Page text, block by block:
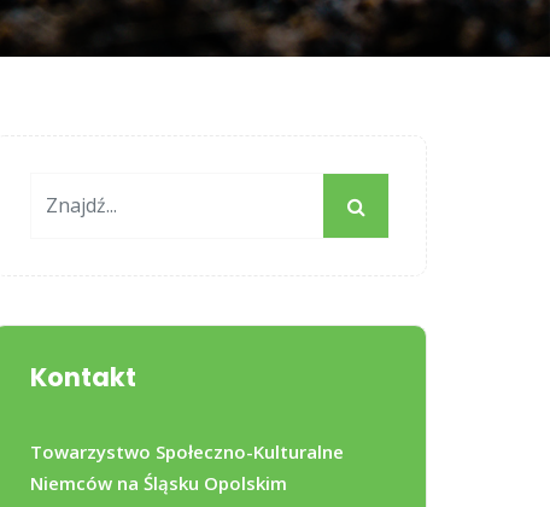
Kontakt
Towarzystwo Społeczno-Kulturalne
Niemców na Śląsku Opolskim